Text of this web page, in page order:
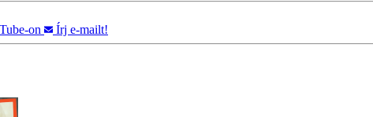
on Írj e-mailt!